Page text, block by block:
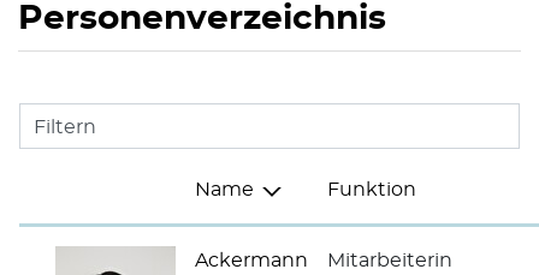
Personenverzeichnis
Filtern
Name Funktion
Ackermann
Mitarbeiterin